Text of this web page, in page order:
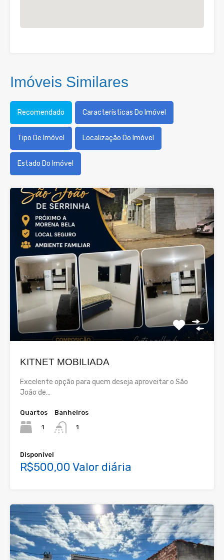
Imóveis Similares
Recomendado Características Do Imóvel
Tipo De Imóvel Localização Do Imóvel
Estado Do Imóvel
KITNET MOBILIADA
Excelente opção para quem deseja aproveitar o São
João de…
Quartos
1
Banheiros
1
Disponível
R$500,00 Valor diária